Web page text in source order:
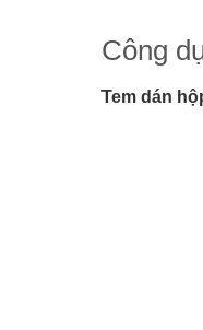
Công
Tem dán